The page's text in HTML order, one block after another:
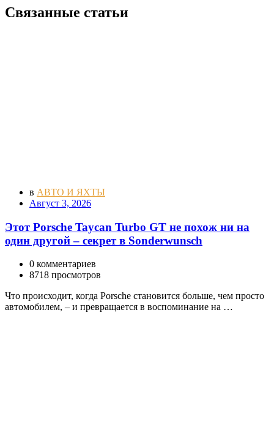
Связанные статьи
в АВТО И ЯХТЫ
Август 3, 2026
Этот Porsche Taycan Turbo GT не похож ни на
один другой – секрет в Sonderwunsch
0 комментариев
8718 просмотров
Что происходит, когда Porsche становится больше, чем просто
автомобилем, – и превращается в воспоминание на …